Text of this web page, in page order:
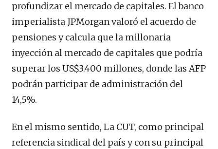
profundizar el mercado de capitales. El banco
imperialista JPMorgan valoró el acuerdo de
pensiones y calcula que la millonaria
inyección al mercado de capitales que podría
superar los US$3.400 millones, donde las AFP
podrán participar de administración del
14,5%.
En el mismo sentido, La CUT, como principal
referencia sindical del país y con su principal